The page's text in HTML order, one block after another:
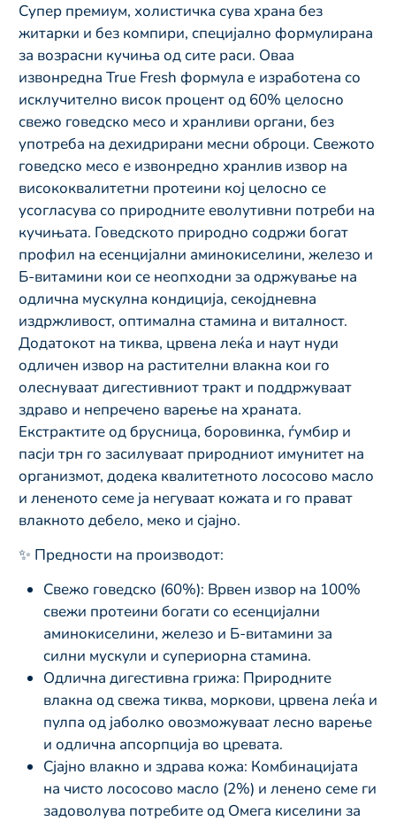
Супер премиум, холистичка сува храна без
житарки и без компири, специјално формулирана
за возрасни кучиња од сите раси. Оваа
извонредна True Fresh формула е изработена со
исклучително висок процент од 60% целосно
свежо говедско месо и хранливи органи, без
употреба на дехидрирани месни оброци. Свежото
говедско месо е извонредно хранлив извор на
висококвалитетни протеини кој целосно се
усогласува со природните еволутивни потреби на
кучињата. Говедското природно содржи богат
профил на есенцијални аминокиселини, железо и
Б-витамини кои се неопходни за одржување на
одлична мускулна кондиција, секојдневна
издржливост, оптимална стамина и виталност.
Додатокот на тиква, црвена леќа и наут нуди
одличен извор на растителни влакна кои го
олеснуваат дигестивниот тракт и поддржуваат
здраво и непречено варење на храната.
Екстрактите од брусница, боровинка, ѓумбир и
пасји трн го засилуваат природниот имунитет на
организмот, додека квалитетното лососово масло
и лененото семе ја негуваат кожата и го прават
влакното дебело, меко и сјајно.
✨ Предности на производот:
Свежо говедско (60%): Врвен извор на 100%
свежи протеини богати со есенцијални
аминокиселини, железо и Б-витамини за
силни мускули и супериорна стамина.
Одлична дигестивна грижа: Природните
влакна од свежа тиква, моркови, црвена леќа и
пулпа од јаболко овозможуваат лесно варење
и одлична апсорпција во цревата.
Сјајно влакно и здрава кожа: Комбинацијата
на чисто лососово масло (2%) и ленено семе ги
задоволува потребите од Омега киселини за